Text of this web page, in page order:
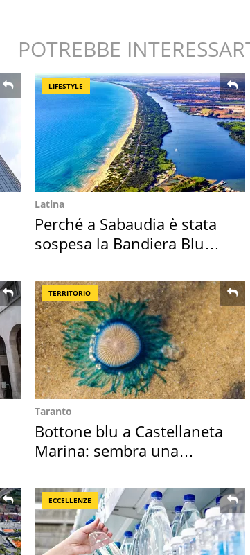
POTREBBE
LIFESTYLE
Latina
Perché a Sabaudia è stata
sospesa la Bandiera Blu
TERRITORIO
Taranto
Bottone blu a Castellaneta
Marina: sembra una
ECCELLENZE